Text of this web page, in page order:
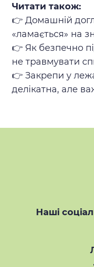
Читати також:
👉 Домашній
«ламається» на
👉 Як безпечно
не травмувати
👉 Закрепи у
делікатна, але
Наші